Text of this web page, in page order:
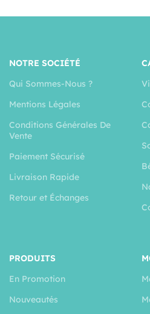
NOTRE SOCIÉTÉ
Qui Sommes-Nous ?
Mentions Légales
Conditions Générales De
Vente
Paiement Sécurisé
Livraison Rapide
Retour et Échanges
PRODUITS
En Promotion
Nouveautés